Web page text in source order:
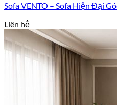
Sofa VENTO – Sofa Hiện Đại
Liên hệ